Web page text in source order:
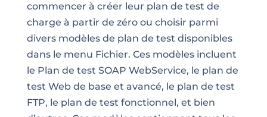
commencer à créer leur plan de test de
charge à partir de zéro ou choisir parmi
divers modèles de plan de test disponibles
dans le menu Fichier. Ces modèles incluent
le Plan de test SOAP WebService, le plan de
test Web de base et avancé, le plan de test
FTP, le plan de test fonctionnel, et bien